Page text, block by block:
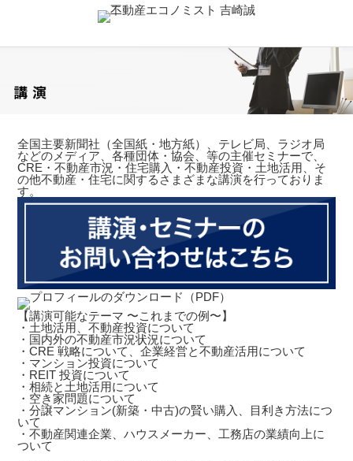
全国主要新聞社（全国紙・地方紙）、テレビ局、ラジオ局
などのメディア、各種団体・協会、等の主催セミナーで、
CRE・不動産市況・住宅購入・不動産投資・土地活用、そ
の他不動産・住宅に関するさまざまな講演を行っておりま
す。
【講演可能なテーマ 〜これまでの例〜】
・土地活用、不動産投資について
・国内外の不動産市況状況について
・CRE 戦略について、企業経営と不動産活用について
・マンション投資について
・REIT 投資について
・相続と土地活用について
・空き家問題について
・分譲マンション(新築・中古)の賢い購入、目利き方法につ
いて
・不動産関連企業、ハウスメーカー、工務店の業績向上に
ついて